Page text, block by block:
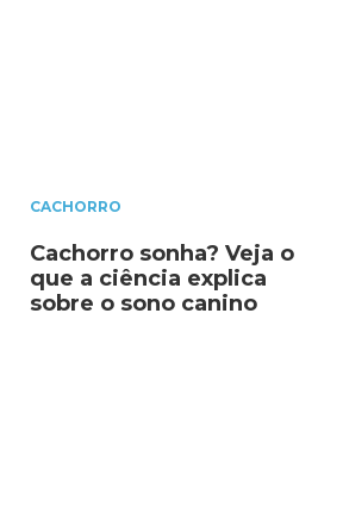
CACHORRO
Cachorro sonha? Veja o
que a ciência explica
sobre o sono canino